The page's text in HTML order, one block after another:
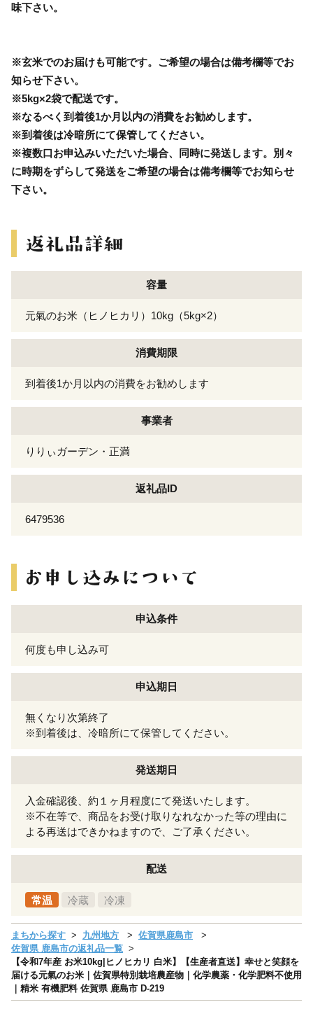
味下さい。
※玄米でのお届けも可能です。ご希望の場合は備考欄等でお
知らせ下さい。
※5kg×2袋で配送です。
※なるべく到着後1か月以内の消費をお勧めします。
※到着後は冷暗所にて保管してください。
※複数口お申込みいただいた場合、同時に発送します。別々
に時期をずらして発送をご希望の場合は備考欄等でお知らせ
下さい。
容量
元氣のお米（ヒノヒカリ）10kg（5kg×2）
消費期限
到着後1か月以内の消費をお勧めします
事業者
りりぃガーデン・正満
返礼品ID
6479536
申込条件
何度も申し込み可
申込期日
無くなり次第終了
※到着後は、冷暗所にて保管してください。
発送期日
入金確認後、約１ヶ月程度にて発送いたします。
※不在等で、商品をお受け取りなれなかった等の理由に
よる再送はできかねますので、ご了承ください。
配送
常温 冷蔵 冷凍
まちから探す 九州地方
佐賀県鹿島市
佐賀県 鹿島市の返礼品一覧
【令和7年産 お米10kg|ヒノヒカリ 白米】【生産者直送】幸せと笑顔を
届ける元氣のお米｜佐賀県特別栽培農産物｜化学農薬・化学肥料不使用
｜精米 有機肥料 佐賀県 鹿島市 D-219